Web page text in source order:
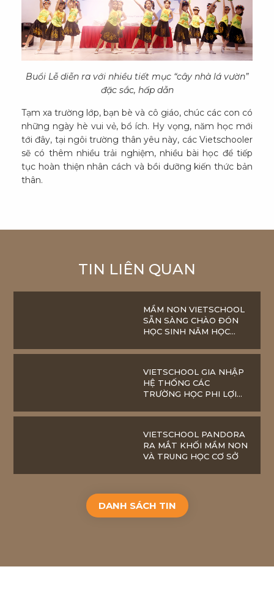
Buổi Lễ diễn ra với nhiều tiết mục “cây nhà lá vườn”
đặc sắc, hấp dẫn
Tạm xa trường lớp, bạn bè và cô giáo, chúc các con có
những ngày hè vui vẻ, bổ ích. Hy vọng, năm học mới
tới đây, tại ngôi trường thân yêu này, các Vietschooler
sẽ có thêm nhiều trải nghiệm, nhiều bài học để tiếp
tục hoàn thiện nhân cách và bồi dưỡng kiến thức bản
thân.
TIN LIÊN QUAN
MẦM NON VIETSCHOOL
SẴN SÀNG CHÀO ĐÓN
HỌC SINH NĂM HỌC
VIETSCHOOL GIA NHẬP
HỆ THỐNG CÁC
TRƯỜNG HỌC PHI LỢI
VIETSCHOOL PANDORA
RA MẮT KHỐI MẦM NON
VÀ TRUNG HỌC CƠ SỞ
DANH SÁCH TIN